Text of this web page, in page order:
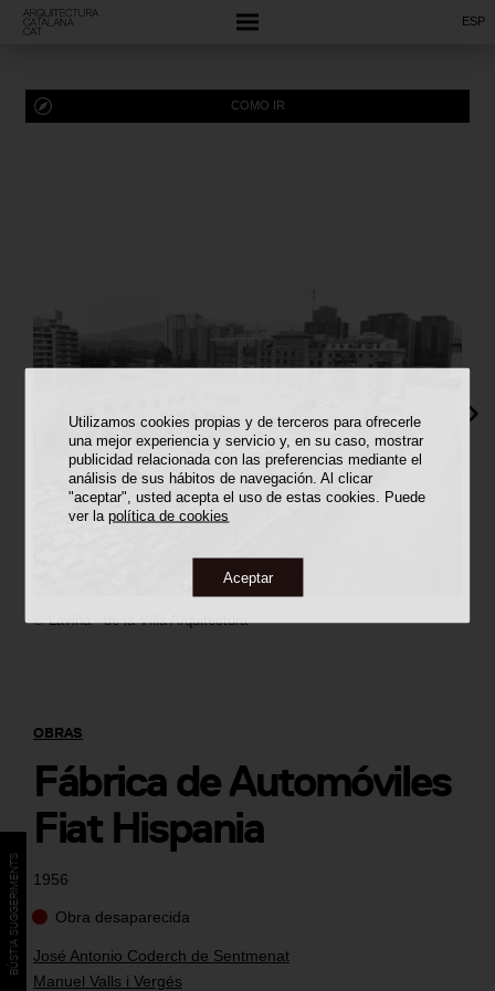
Utilizamos cookies propias y de terceros para ofrecerle
una mejor experiencia y servicio y, en su caso, mostrar
publicidad relacionada con las preferencias mediante el
análisis de sus hábitos de navegación. Al clicar
"aceptar", usted acepta el uso de estas cookies. Puede
ver lapolítica de cookies
Aceptar
ESP
1956
Obra desaparecida
José Antonio Coderch de Sentmenat
Manuel Valls i Vergés
OBRAS
Fábrica de Automóviles
Fiat Hispania
COMO IR
©Laviña - de la Villa Arquitectura
BÚSTIA SUGGERIMENTS